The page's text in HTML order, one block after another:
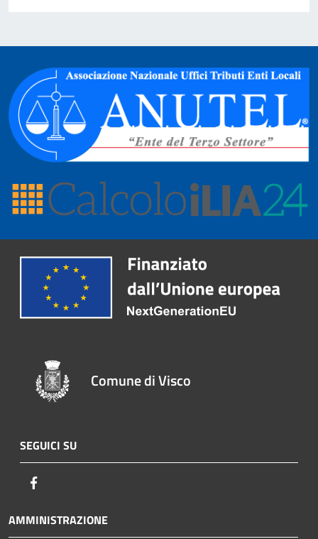
Comune di Visco
SEGUICI SU
AMMINISTRAZIONE